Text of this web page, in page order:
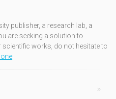
publisher, a research lab, a
are seeking a solution to
works, do not hesitate to